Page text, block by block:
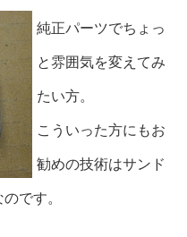
純正パーツでちょっ
と雰囲気を変えてみ
たい方。
こういった方にもお
勧めの技術はサンド
です。